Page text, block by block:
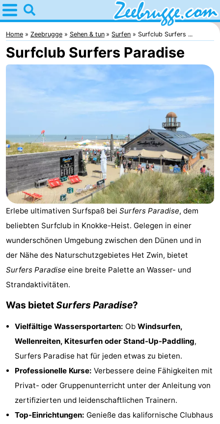
Home
Zeebrugge
Tipps
-
Holiday
Suites
Zeebrugge
-
Seaside
Blankenberge
Ferienhäuser
-
Zimmer
Frühstück)
Sehen
Museen
Denkmäler
Attraktionen
Home Zeebrugge Sehen & tun Surfen Surfclub Surfers ...
Surfclub Surfers Paradise
Erlebe ultimativen Surfspaß bei Surfers Paradise, dem
beliebten Surfclub in Knokke-Heist. Gelegen in einer
wunderschönen Umgebung zwischen den Dünen und in
der Nähe des Naturschutzgebietes Het Zwin, bietet
Surfers Paradise eine breite Palette an Wasser- und
Strandaktivitäten.
Was bietetSurfers Paradise?
Vielfältige Wassersportarten: Ob Windsurfen,
Wellenreiten, Kitesurfen oder Stand-Up-Paddling,
Surfers Paradise hat für jeden etwas zu bieten.
Professionelle Kurse: Verbessere deine Fähigkeiten mit
Privat- oder Gruppenunterricht unter der Anleitung von
zertifizierten und leidenschaftlichen Trainern.
Top-Einrichtungen: Genieße das kalifornische Clubhaus